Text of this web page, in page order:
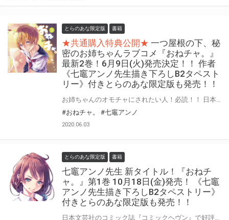
とらのあな限定版 書籍
★共通購入特典公開★ 一つ屋根の下、秘
密のお姉ちゃんラブコメ『おねチャ。』
最新2巻！6月9日(火)発売決定！！ 作者
《七竈アンノ先生描き下ろしB2タペスト
リー》付きとらのあな限定版も発売！！
#おねチャ。
#七竈アンノ
2020.06.03
とらのあな限定版 書籍
七竈アンノ先生 新タイトル！『おねチ
ャ。』第1巻 10月18日(金)発売！ 《七竈
アンノ先生描き下ろしB2タペストリー》
付きとらのあな限定版も発売！！